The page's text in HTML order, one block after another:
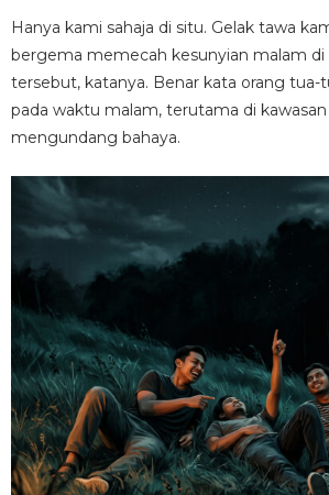
Hanya kami sahaja di situ. Gelak tawa
bergema memecah kesunyian malam di
tersebut, katanya. Benar kata orang tua-
pada waktu malam, terutama di
mengundang bahaya.